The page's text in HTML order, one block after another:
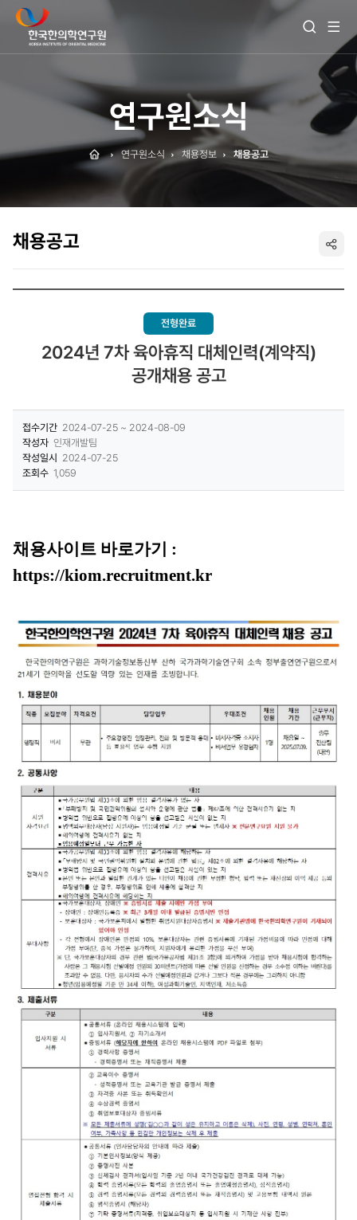
열
기
메
보
연구원소식
채용공고
Home연구원소식 채용정보 채용공고
공
전형완료
2024년 7차 육아휴직 대체인력(계약직)
공개채용 공고
접수기간 2024-07-25 ~ 2024-08-09
작성자 인재개발팀
작성일시
2024-07-25
조회수 1,059
채 용사이트 바로가기 :
https://kiom.recruitment.kr